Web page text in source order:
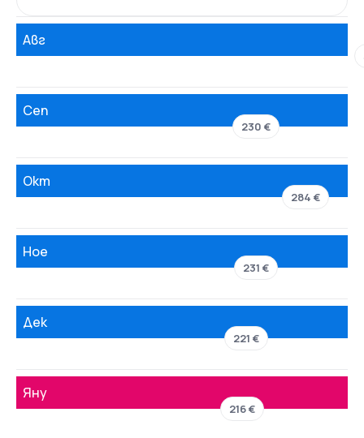
Авг
Сеп
230 €
Окт
284 €
Ное
231 €
Дек
221 €
Яну
216 €